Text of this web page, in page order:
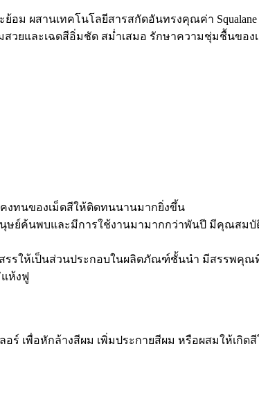
ผสานเทคโนโลยีสารสกัดอันทรงคุณค่า Squalane
ยและเฉดสีอิ่มชัด สม่ำเสมอ รักษาความชุ่มชื้นของ
งทนของเม็ดสีให้ติดทนนานมากยิ่งขึ้น
ย์ค้นพบและมีการใช้งานมามากกว่าพันปี มีคุณสมบั
รให้เป็นส่วนประกอบในผลิตภัณฑ์ชั้นนำ มีสรรพคุณ
ห้งฟู
ร์ เพื่อหักล้างสีผม เพิ่มประกายสีผม หรือผสมให้เกิด